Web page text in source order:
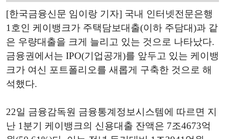
[한국금융신문 임이랑 기자] 국내 인터넷전문은행
1호인 케이뱅크가 주택담보대출(이하 주담대)과 같
은 우량대출을 크게 늘리고 있는 것으로 나타났다.
금융권에서는 IPO(기업공개)를 앞두고 있는 케이뱅
크가 여신 포트폴리오를 새롭게 구축한 것으로 해
석했다.
22일 금융감독원 금융통계정보시스템에 따르면 지
난 1분기 케이뱅크의 신용대출 잔액은 7조4673억